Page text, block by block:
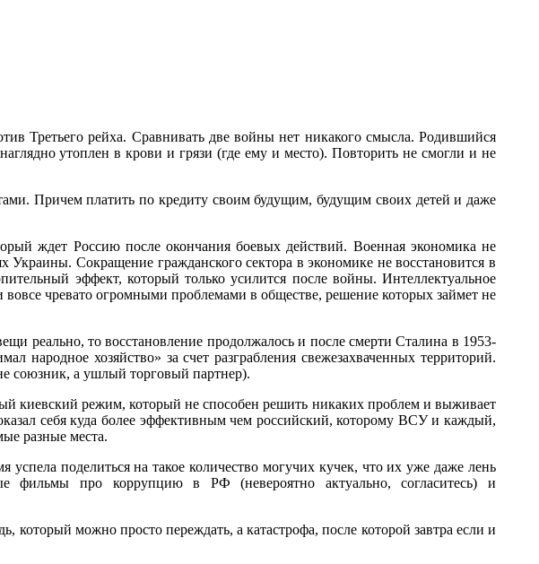
Третьего рейха. Сравнивать две войны нет никакого смысла. Родившийся
утоплен в крови и грязи (где ему и место). Повторить не смогли и не
Причем платить по кредиту своим будущим, будущим своих детей и даже
ждет Россию после окончания боевых действий. Военная экономика не
Сокращение гражданского сектора в экономике не восстановится в
эффект, который только усилится после войны. Интеллектуальное
чревато огромными проблемами в обществе, решение которых займет не
реально, то восстановление продолжалось и после смерти Сталина в 1953-
хозяйство» за счет разграбления свежезахваченных территорий.
союзник, а ушлый торговый партнер).
киевский режим, который не способен решить никаких проблем и выживает
себя куда более эффективным чем российский, которому ВСУ и каждый,
разные места.
поделиться на такое количество могучих кучек, что их уже даже лень
про коррупцию в РФ (невероятно актуально, согласитесь) и
который можно просто переждать, а катастрофа, после которой завтра если и